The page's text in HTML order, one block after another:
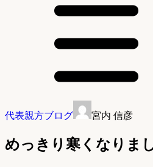
代表親方ブログ 宮内 信彦
めっきり寒くなりま